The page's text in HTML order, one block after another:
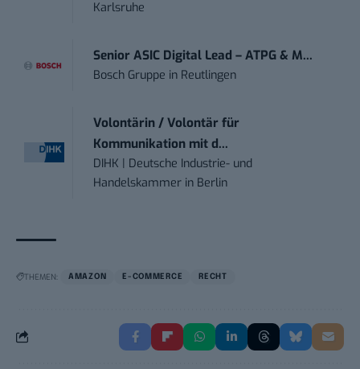
Karlsruhe
Senior ASIC Digital Lead – ATPG & M...
Bosch Gruppe in Reutlingen
Volontärin / Volontär für
Kommunikation mit d...
DIHK | Deutsche Industrie- und
Handelskammer in Berlin
THEMEN: AMAZON E-COMMERCE RECHT